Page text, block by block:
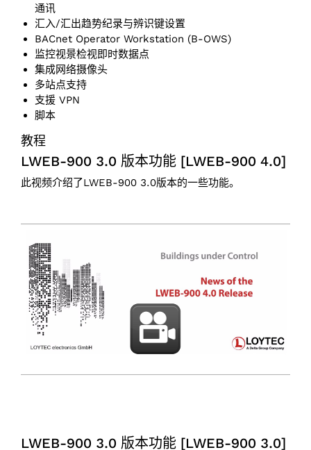
通讯
汇入/汇出趋势纪录与辨识键设置
BACnet Operator Workstation (B-OWS)
监控视景检视即时数据点
集成网络摄像头
多站点支持
支援 VPN
脚本
教程
LWEB-900 3.0 版本功能 [LWEB-900 4.0]
此视频介绍了LWEB-900 3.0版本的一些功能。
LWEB-900 3.0 版本功能 [LWEB-900 3.0]